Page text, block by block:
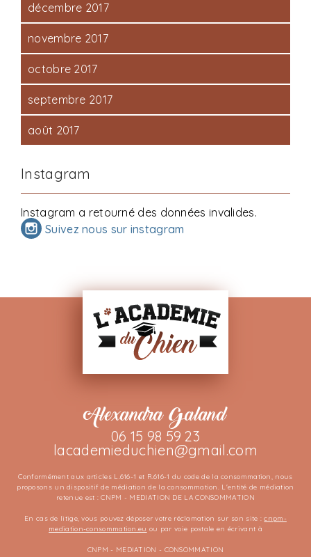
décembre 2017
novembre 2017
octobre 2017
septembre 2017
août 2017
Instagram
Instagram a retourné des données invalides.
Suivez nous sur instagram
Alexandra Galand
06 15 98 59 23
lacademieduchien@gmail.com
Conformément aux articles L.616-1 et R.616-1 du code de la consommation, nous
proposons un dispositif de médiation de la consommation. L'entité de médiation
retenue est : CNPM - MEDIATION DE LA CONSOMMATION
En cas de litige, vous pouvez déposer votre réclamation sur son site :cnpm-
mediation-consommation.eu ou par voie postale en écrivant à
CNPM - MEDIATION - CONSOMMATION